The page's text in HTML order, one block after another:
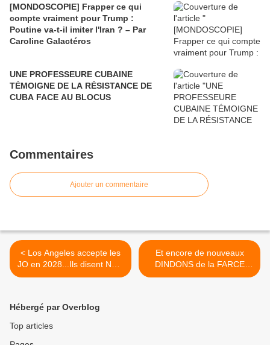
[MONDOSCOPIE] Frapper ce qui
compte vraiment pour Trump :
Poutine va-t-il imiter l'Iran ? – Par
Caroline Galactéros
UNE PROFESSEURE CUBAINE
TÉMOIGNE DE LA RÉSISTANCE DE
CUBA FACE AU BLOCUS
Commentaires
Ajouter un commentaire
< Los Angeles accepte les
JO en 2028...Ils disent NON
aux JO 2024 à PARIS et
Et encore de nouveaux
DINDONS de la FARCE
macroniste ! Double tollé
Hébergé par Overblog
Top articles